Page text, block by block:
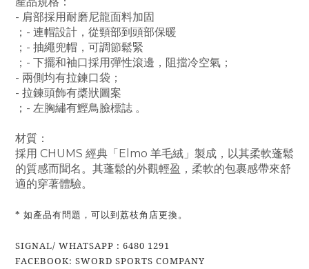
- 肩部採用耐磨尼龍面料加固
；- 連帽設計，從頸部到頭部保暖
；- 抽繩兜帽，可調節鬆緊
；- 下擺和袖口採用彈性滾邊，阻擋冷空氣；
- 兩側均有拉鍊口袋；
- 拉鍊頭飾有槳狀圖案
；- 左胸繡有鰹鳥臉標誌 。
材質：
採用 CHUMS 經典「Elmo 羊毛絨」製成，以其柔軟蓬鬆
的質感而聞名。其蓬鬆的外觀輕盈，柔軟的包裹感帶來舒
適的穿著體驗。
* 如產品有問題，可以到荔枝角店更換。
SIGNAL/ WHATSAPP : 6480 1291
FACEBOOK: SWORD SPORTS COMPANY